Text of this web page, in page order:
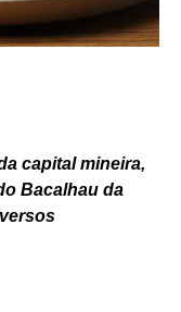
capital mineira,
Bacalhau da